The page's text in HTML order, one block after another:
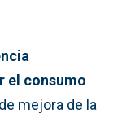
el consumo
mejora de la